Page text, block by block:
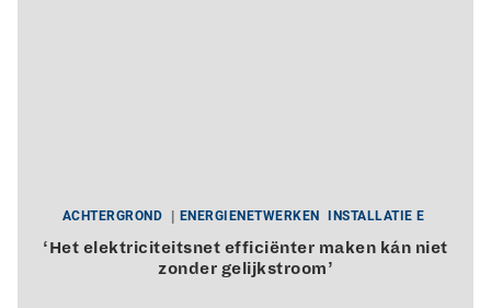
ACHTERGROND ENERGIENETWERKEN INSTALLATIE E
‘Het elektriciteitsnet efficiënter maken kán niet
zonder gelijkstroom’